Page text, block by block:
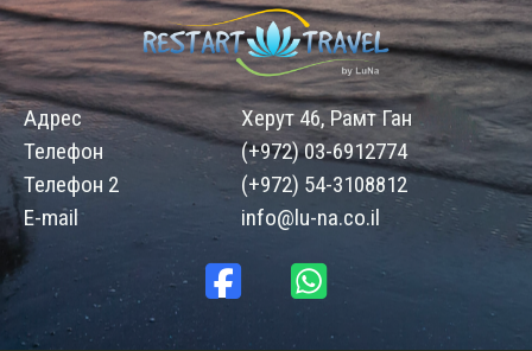
Адрес
Херут 46, Рамт Ган
Телефон
(+972) 03-6912774
Телефон 2
(+972) 54-3108812
E-mail
info@lu-na.co.il